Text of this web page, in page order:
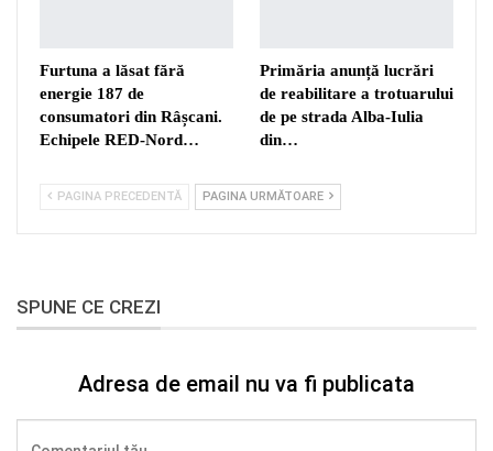
Furtuna a lăsat fără
energie 187 de
consumatori din Râșcani.
Echipele RED-Nord…
Primăria anunță lucrări
de reabilitare a trotuarului
de pe strada Alba-Iulia
din…
PAGINA PRECEDENTĂ PAGINA URMĂTOARE
SPUNE CE CREZI
Adresa de email nu va fi publicata